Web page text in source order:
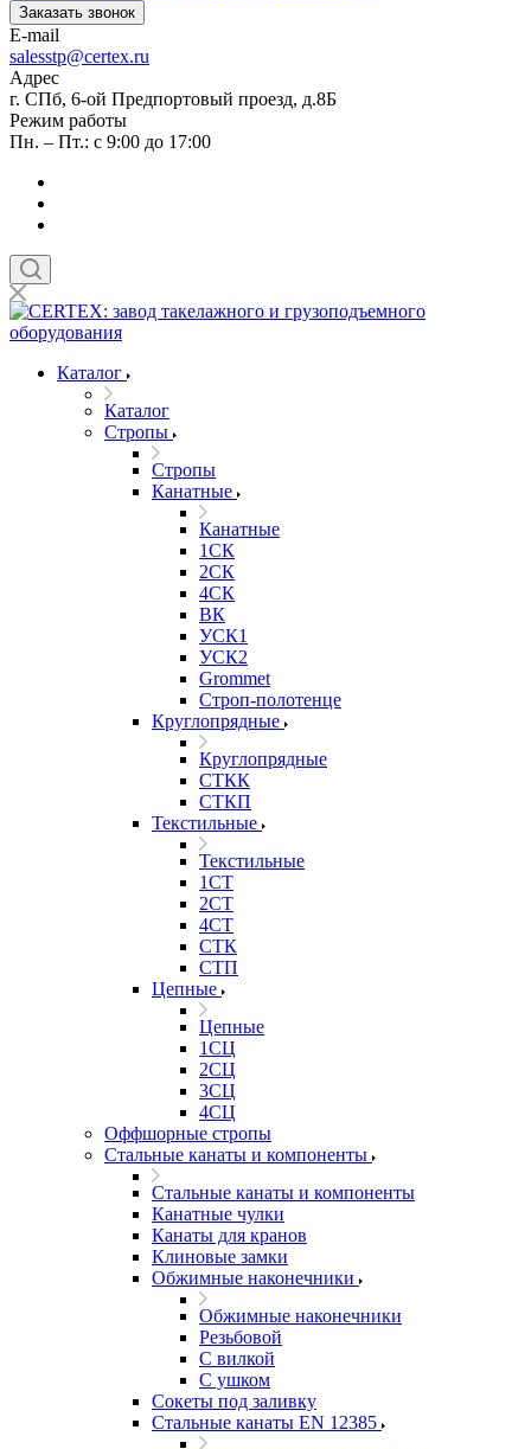
Заказать звонок
E-mail
salesstp@certex.ru
Адрес
г. СПб, 6-ой Предпортовый проезд, д.8Б
Режим работы
Пн. – Пт.: с 9:00 до 17:00
Каталог
Каталог
Стропы
Стропы
Канатные
Канатные
1СК
2СК
4СК
ВК
УСК1
УСК2
Grommet
Строп-полотенце
Круглопрядные
Круглопрядные
СТКК
СТКП
Текстильные
Текстильные
1СТ
2СТ
4СТ
СТК
СТП
Цепные
Цепные
1СЦ
2СЦ
3СЦ
4СЦ
Оффшорные стропы
Стальные канаты и компоненты
Стальные канаты и компоненты
Канатные чулки
Канаты для кранов
Клиновые замки
Обжимные наконечники
Обжимные наконечники
Резьбовой
С вилкой
С ушком
Сокеты под заливку
Стальные канаты EN 12385